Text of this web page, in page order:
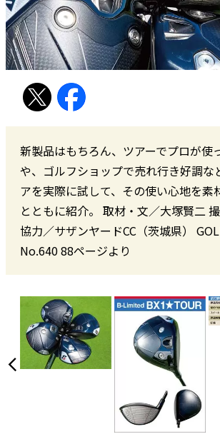
新製品はもちろん、ツアーでプロが使
や、ゴルフショップで売れ行き好調な
アを実際に試して、その使い心地を素
とともに紹介。 取材・文／大塚賢二
協力／サザンヤードCC（茨城県）
No.640 88ページより